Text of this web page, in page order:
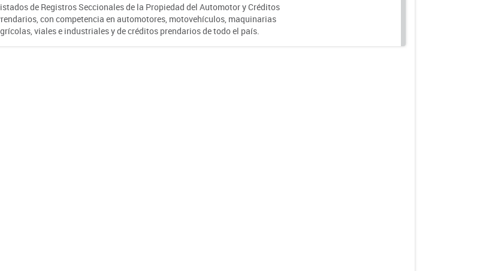
de Registros Seccionales de la Propiedad del Automotor y Créditos
con competencia en automotores, motovehículos, maquinarias
viales e industriales y de créditos prendarios de todo el país.